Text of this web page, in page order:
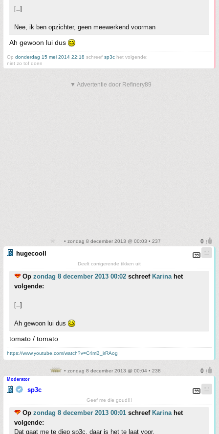
[..]
Nee, ik ben opzichter, geen meewerkend voorman
Ah gewoon lui dus
Op donderdag 15 mei 2014 22:18 schreef sp3c het volgende:
niet zo tof doen
▼ Advertentie door Refinery89
• zondag 8 december 2013 @ 00:03 • 237
hugecooll
Deelt corrigerende tikken uit
Op zondag 8 december 2013 00:02 schreef Karinahet
volgende:
[..]
Ah gewoon lui dus
tomato / tomato
https://www.youtube.com/watch?v=C4mB_irRAog
• zondag 8 december 2013 @ 00:04 • 238
Moderator
sp3c
Geef me die goud!!!
Op zondag 8 december 2013 00:01 schreef Karinahet
volgende:
Dat gaat me te diep sp3c, daar is het te laat voor.